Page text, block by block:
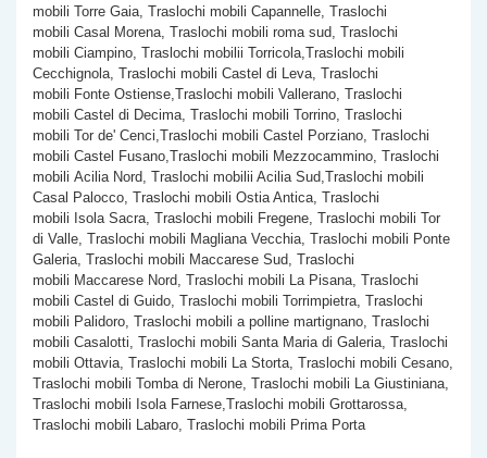
mobili Torre Gaia, Traslochi mobili Capannelle, Traslochi
mobili Casal Morena, Traslochi mobili roma sud, Traslochi
mobili Ciampino, Traslochi mobilii Torricola,Traslochi mobili
Cecchignola, Traslochi mobili Castel di Leva, Traslochi
mobili Fonte Ostiense,Traslochi mobili Vallerano, Traslochi
mobili Castel di Decima, Traslochi mobili Torrino, Traslochi
mobili Tor de' Cenci,Traslochi mobili Castel Porziano, Traslochi
mobili Castel Fusano,Traslochi mobili Mezzocammino, Traslochi
mobili Acilia Nord, Traslochi mobilii Acilia Sud,Traslochi mobili
Casal Palocco, Traslochi mobili Ostia Antica, Traslochi
mobili Isola Sacra, Traslochi mobili Fregene, Traslochi mobili Tor
di Valle, Traslochi mobili Magliana Vecchia, Traslochi mobili Ponte
Galeria, Traslochi mobili Maccarese Sud, Traslochi
mobili Maccarese Nord, Traslochi mobili La Pisana, Traslochi
mobili Castel di Guido, Traslochi mobili Torrimpietra, Traslochi
mobili Palidoro, Traslochi mobili a polline martignano, Traslochi
mobili Casalotti, Traslochi mobili Santa Maria di Galeria, Traslochi
mobili Ottavia, Traslochi mobili La Storta, Traslochi mobili Cesano,
Traslochi mobili Tomba di Nerone, Traslochi mobili La Giustiniana,
Traslochi mobili Isola Farnese,Traslochi mobili Grottarossa,
Traslochi mobili Labaro, Traslochi mobili Prima Porta